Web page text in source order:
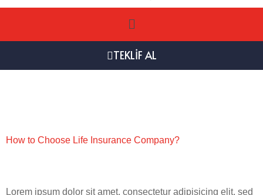
TEKLİF AL
How to Choose Life Insurance Company?
Lorem ipsum dolor sit amet, consectetur adipisicing elit, sed